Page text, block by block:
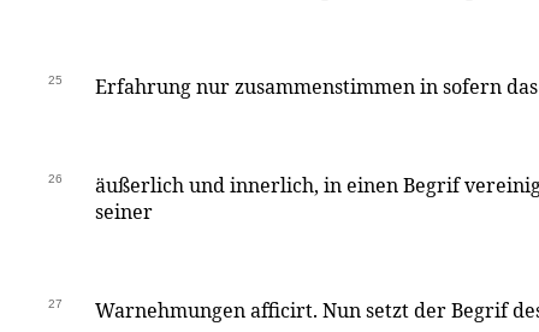
25 Erfahrung nur zusammenstimmen in sofern
26
äußerlich und innerlich, in einen Begrif
seiner
27 Warnehmungen afficirt. Nun setzt der Begrif